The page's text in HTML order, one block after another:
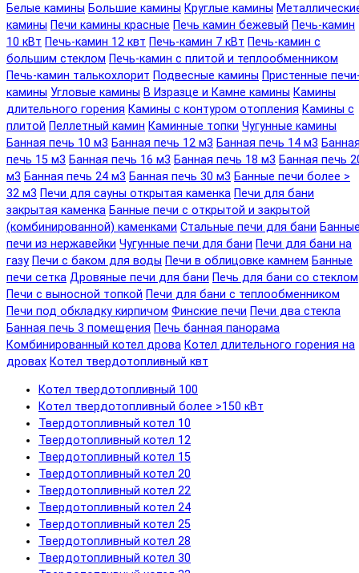
Белые камины Большие камины Круглые камины
камины Печи камины красные Печь камин бежевый Печь-камин
10 кВт Печь-камин 12 квт Печь-камин 7 кВт Печь-камин с
большим стеклом Печь-камин с плитой и теплообменником
Печь-камин талькохлорит Подвесные камины Пристенные
камины Угловые камины В Изразце и Камне камины Камины
длительного горения Камины с контуром отопления Камины с
плитой Пеллетный камин Каминные топки Чугунные камины
Банная печь 10 м3 Банная печь 12 м3 Банная печь 14 м3
печь 15 м3 Банная печь 16 м3 Банная печь 18 м3 Банная печь
м3 Банная печь 24 м3 Банная печь 30 м3 Банные печи более >
32 м3 Печи для сауны открытая каменка Печи для бани
закрытая каменка Банные печи с открытой и закрытой
(комбинированной) каменками Стальные печи для бани
печи из нержавейки Чугунные печи для бани Печи для бани на
газу Печи с баком для воды Печи в облицовке камнем Банные
печи сетка Дровяные печи для бани Печь для бани со стеклом
Печи с выносной топкой Печи для бани с теплообменником
Печи под обкладку кирпичом Финские печи Печи два стекла
Банная печь 3 помещения Печь банная панорама
Комбинированный котел дрова Котел длительного горения на
дровах Котел твердотопливный квт
Котел твердотопливный 100
Котел твердотопливный более >150 кВт
Твердотопливный котел 10
Твердотопливный котел 12
Твердотопливный котел 15
Твердотопливный котел 20
Твердотопливный котел 22
Твердотопливный котел 24
Твердотопливный котел 25
Твердотопливный котел 28
Твердотопливный котел 30